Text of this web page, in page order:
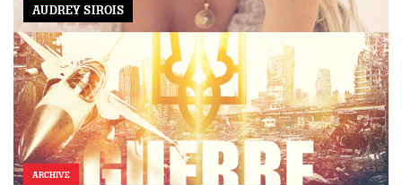
AUDREY SIROIS
ARCHIVE